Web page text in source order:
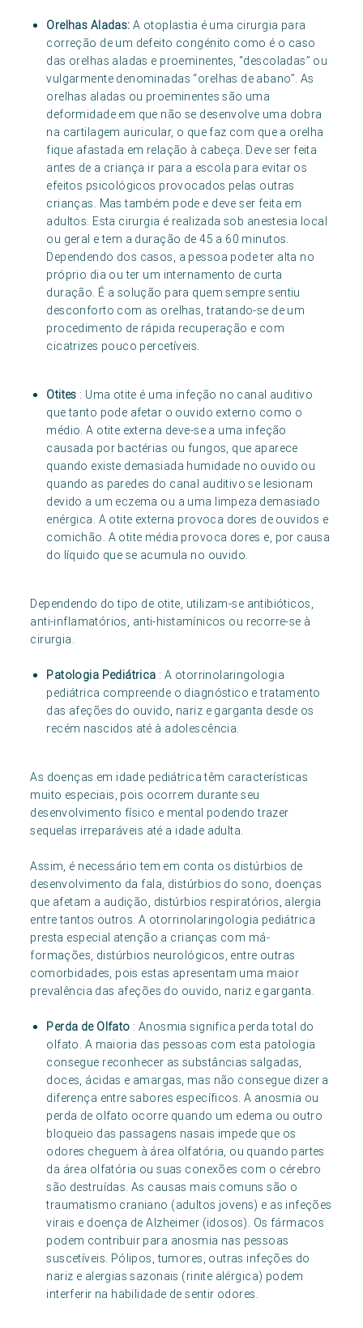
Orelhas Aladas: A otoplastia é uma cirurgia para
correção de um defeito congénito como é o caso
das orelhas aladas e proeminentes, “descoladas” ou
vulgarmente denominadas “orelhas de abano”. As
orelhas aladas ou proeminentes são uma
deformidade em que não se desenvolve uma dobra
na cartilagem auricular, o que faz com que a orelha
fique afastada em relação à cabeça. Deve ser feita
antes de a criança ir para a escola para evitar os
efeitos psicológicos provocados pelas outras
crianças. Mas também pode e deve ser feita em
adultos. Esta cirurgia é realizada sob anestesia local
ou geral e tem a duração de 45 a 60 minutos.
Dependendo dos casos, a pessoa pode ter alta no
próprio dia ou ter um internamento de curta
duração. É a solução para quem sempre sentiu
desconforto com as orelhas, tratando-se de um
procedimento de rápida recuperação e com
cicatrizes pouco percetíveis.
Otites : Uma otite é uma infeção no canal auditivo
que tanto pode afetar o ouvido externo como o
médio. A otite externa deve-se a uma infeção
causada por bactérias ou fungos, que aparece
quando existe demasiada humidade no ouvido ou
quando as paredes do canal auditivo se lesionam
devido a um eczema ou a uma limpeza demasiado
enérgica. A otite externa provoca dores de ouvidos e
comichão. A otite média provoca dores e, por causa
do líquido que se acumula no ouvido.
Dependendo do tipo de otite, utilizam-se antibióticos,
anti-inflamatórios, anti-histamínicos ou recorre-se à
cirurgia.
Patologia Pediátrica : A otorrinolaringologia
pediátrica compreende o diagnóstico e tratamento
das afeções do ouvido, nariz e garganta desde os
recém nascidos até à adolescência.
As doenças em idade pediátrica têm características
muito especiais, pois ocorrem durante seu
desenvolvimento físico e mental podendo trazer
sequelas irreparáveis até a idade adulta.
Assim, é necessário tem em conta os distúrbios de
desenvolvimento da fala, distúrbios do sono, doenças
que afetam a audição, distúrbios respiratórios, alergia
entre tantos outros. A otorrinolaringologia pediátrica
presta especial atenção a crianças com má-
formações, distúrbios neurológicos, entre outras
comorbidades, pois estas apresentam uma maior
prevalência das afeções do ouvido, nariz e garganta.
Perda de Olfato : Anosmia significa perda total do
olfato. A maioria das pessoas com esta patologia
consegue reconhecer as substâncias salgadas,
doces, ácidas e amargas, mas não consegue dizer a
diferença entre sabores específicos. A anosmia ou
perda de olfato ocorre quando um edema ou outro
bloqueio das passagens nasais impede que os
odores cheguem à área olfatória, ou quando partes
da área olfatória ou suas conexões com o cérebro
são destruídas. As causas mais comuns são o
traumatismo craniano (adultos jovens) e as infeções
virais e doença de Alzheimer (idosos). Os fármacos
podem contribuir para anosmia nas pessoas
suscetíveis. Pólipos, tumores, outras infeções do
nariz e alergias sazonais (rinite alérgica) podem
interferir na habilidade de sentir odores.